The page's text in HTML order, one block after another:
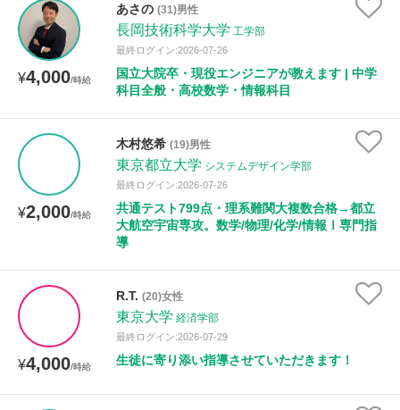
¥4,000/時給
あさの (31)男性
長岡技術科学大学 工学部
最終ログイン:2026-07-26
国立大院卒・現役エンジニアが教えます | 中学
科目全般・高校数学・情報科目
¥2,000/時給
木村悠希 (19)男性
東京都立大学 システムデザイン学部
最終ログイン:2026-07-26
共通テスト799点・理系難関大複数合格→都立
大航空宇宙専攻。数学/物理/化学/情報Ⅰ専門指
導
¥4,000/時給
R.T. (20)女性
東京大学 経済学部
最終ログイン:2026-07-29
生徒に寄り添い指導させていただきます！